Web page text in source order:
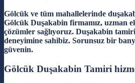
Gölcük ve tüm mahallelerinde
Gölcük Duşakabin firmamız, uzman
çözümler sağlıyoruz. Duşakabin
deneyimine sahibiz. Sorunsuz bir
güvenin.
Gölcük Duşakabin Tamiri